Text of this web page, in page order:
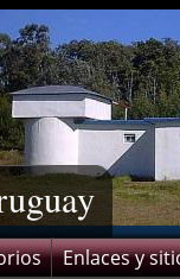
Enlaces y